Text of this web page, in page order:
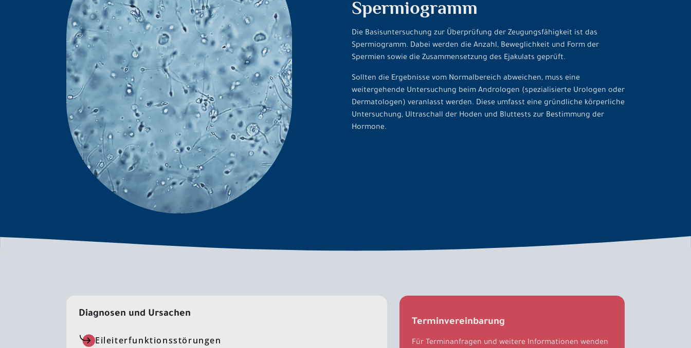
Spermiogramm
Die Basisuntersuchung zur Überprüfung der Zeugungsfähigkeit ist das
Spermiogramm. Dabei werden die Anzahl, Beweglichkeit und Form der
Spermien sowie die Zusammensetzung des Ejakulats geprüft.
Sollten die Ergebnisse vom Normalbereich abweichen, muss eine
weitergehende Untersuchung beim Andrologen (spezialisierte Urologen oder
Dermatologen) veranlasst werden. Diese umfasst eine gründliche körperliche
Untersuchung, Ultraschall der Hoden und Bluttests zur Bestimmung der
Hormone.
Diagnosen und Ursachen
Eileiterfunktionsstörungen
Terminvereinbarung
Für Terminanfragen und weitere Informationen wenden